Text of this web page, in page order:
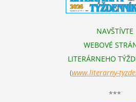
NAVŠTÍVTE
WEBOVÉ
LITERÁRNEHO
(www.literarny-
***